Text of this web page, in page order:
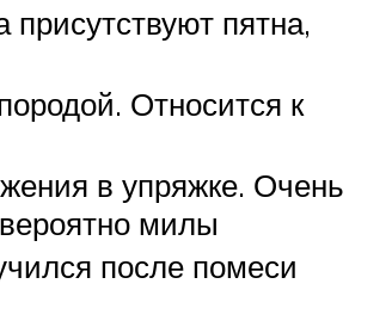
пятна,
Относится к
в упряжке. Очень
милы
после помеси